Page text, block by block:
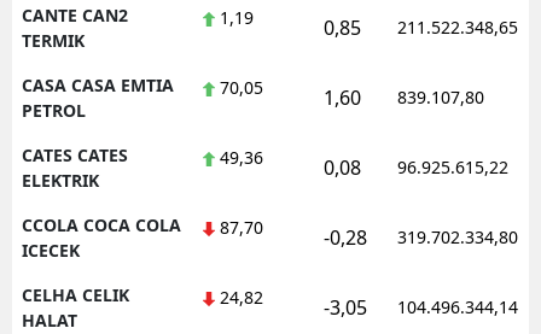
CANTE CAN2
TERMIK
1,19 0,85 211.522.348,65
CASA CASA EMTIA
PETROL
70,05 1,60 839.107,80
CATES CATES
ELEKTRIK
49,36 0,08 96.925.615,22
CCOLA COCA COLA
ICECEK
87,70 -0,28 319.702.334,80
CELHA CELIK
HALAT
24,82 -3,05 104.496.344,14